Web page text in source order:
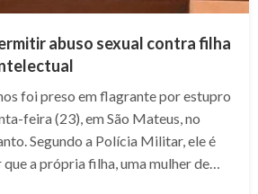
abuso sexual contra filha
foi preso em flagrante por estupro
feira (23), em São Mateus, no
Segundo a Polícia Militar, ele é
a própria filha, uma mulher de…